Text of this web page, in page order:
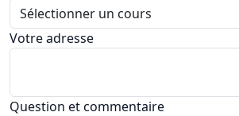
Votre adresse
Question et commentaire